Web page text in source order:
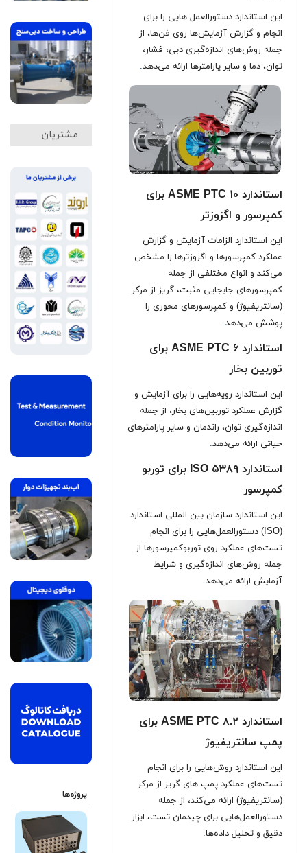
این استاندارد دستورالعمل هایی را برای
انجام و گزارش آزمایش‌ها روی فن‌ها، از
جمله روش‌های اندازه‌گیری دبی، فشار،
توان، دما و سایر پارامترها ارائه می‌دهد.
استاندارد ASME PTC ۱۰ برای
کمپرسور و اگزوزتر
این استاندارد الزامات آزمایش و گزارش
عملکرد کمپرسورها و اگزوزترها را مشخص
می‌کند و انواع مختلفی از جمله
کمپرسورهای جابجایی مثبت، گریز از مرکز
(سانتریفیوژ) و کمپرسورهای محوری را
پوشش می‌دهد.
استاندارد ASME PTC ۶ برای
توربین بخار
این استاندارد رویه‌هایی را برای آزمایش و
گزارش عملکرد توربین‌های بخار، از جمله
اندازه‌گیری توان، راندمان و سایر پارامترهای
حیاتی ارائه می‌دهد.
استاندارد ISO ۵۳۸۹ برای توربو
کمپرسور
این استاندارد سازمان بین المللی استاندارد
(ISO) دستورالعمل‌هایی را برای انجام
تست‌های عملکرد روی توربوکمپرسورها از
جمله روش‌های اندازه‌گیری و شرایط
آزمایش ارائه می‌دهد.
استاندارد ASME PTC ۸.۲ برای
پمپ‌ سانتریفیوژ
این استاندارد روش‌هایی را برای انجام
تست‌های عملکرد پمپ های گریز از مرکز
(سانتریفیوژ) ارائه می‌کند، از جمله
دستورالعمل‌هایی برای چیدمان تست، ابزار
دقیق و تحلیل داده‌ها.
مشتریان
پروژه‌ها